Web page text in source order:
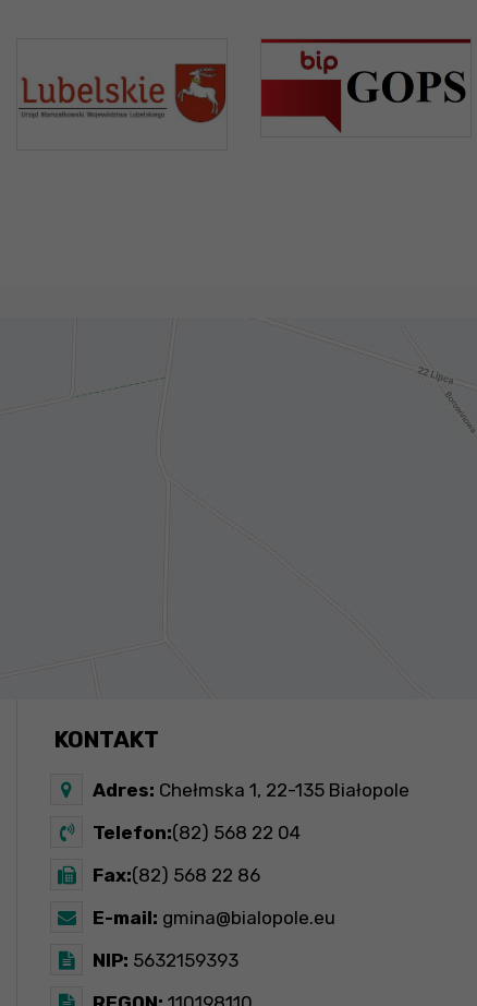
KONTAKT
Adres: Chełmska 1, 22-135 Białopole
Telefon:(82) 568 22 04
Fax:(82) 568 22 86
E-mail: gmina@bialopole.eu
NIP: 5632159393